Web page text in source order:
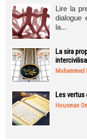
Lire la
dialogue
la...
La sira
Mohammed
Les vertus
Housman